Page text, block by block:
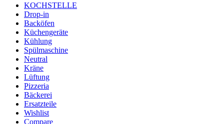
KOCHSTELLE
Drop-in
Backöfen
Küchengeräte
Kühlung
Spülmaschine
Neutral
Kräne
Lüftung
Pizzeria
Bäckerei
Ersatzteile
Wishlist
Compare